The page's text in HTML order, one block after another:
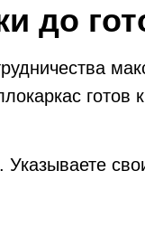
до
готов к